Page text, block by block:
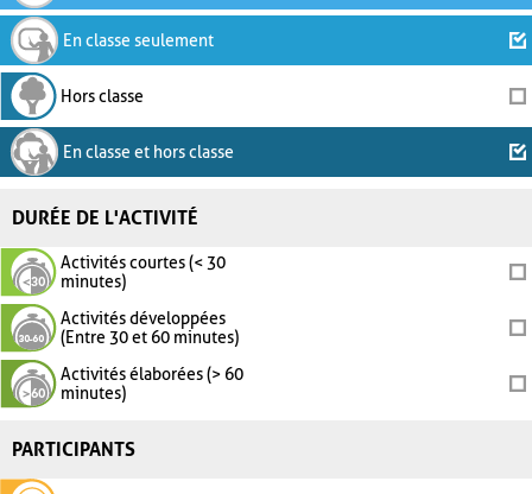
En classe seulement
Hors classe
En classe et hors classe
DURÉE DE L'ACTIVITÉ
Activités courtes (< 30
minutes)
Activités développées
(Entre 30 et 60 minutes)
Activités élaborées (> 60
minutes)
PARTICIPANTS